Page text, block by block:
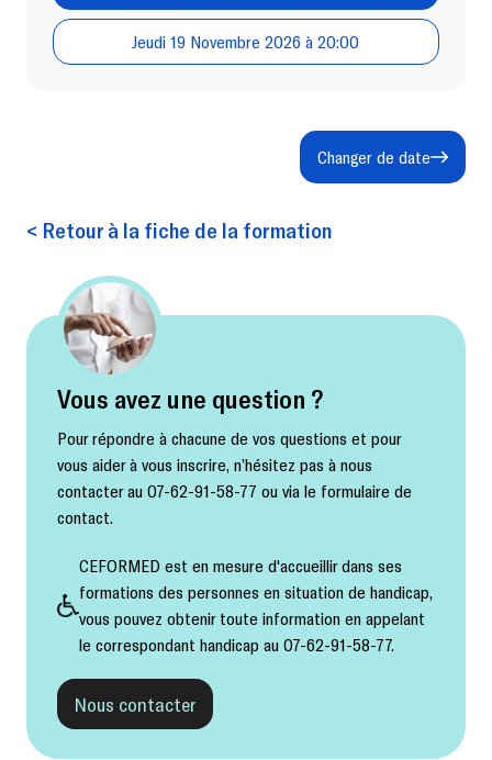
Jeudi 19 Novembre 2026 à 20:00
Changer de date
< Retour à la fiche de la formation
Vous avez une question ?
Pour répondre à chacune de vos questions et pour
vous aider à vous inscrire, n’hésitez pas à nous
contacter au 07-62-91-58-77 ou via le formulaire de
contact.
CEFORMED est en mesure d'accueillir dans ses
formations des personnes en situation de handicap,
vous pouvez obtenir toute information en appelant
le correspondant handicap au 07-62-91-58-77.
Nous contacter